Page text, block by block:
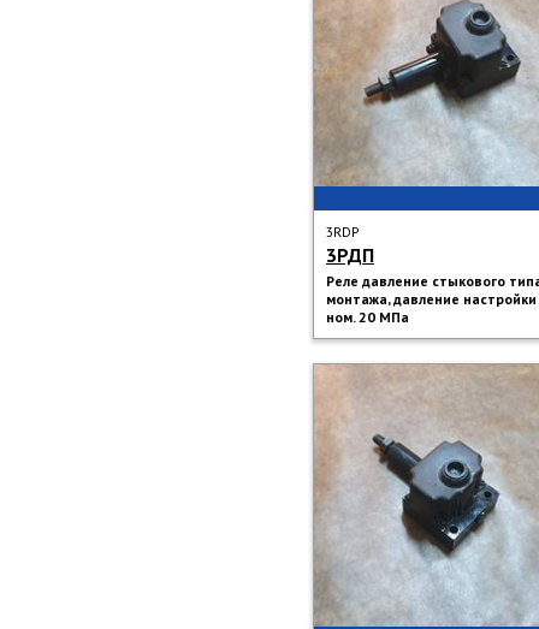
3RDP
3РДП
Реле давление стыкового
монтажа, давление настройки
ном. 20 МПа